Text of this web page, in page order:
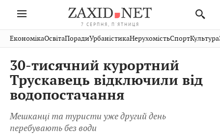
7 СЕРПНЯ, П'ЯТНИЦЯ
Івано-
Франківськ
Волинь
Закарпаття
Рівне
Шептицький
Стрий
Хмельницький
Вінниця
Публікації
Авто СловкоКультура
Кіно Дім СпортКраєзнавство
ФотоОсвітаНерухомість
Домашні
ЕкономікаОсвітаПорадиУрбаністикаНерухомістьСпортКультура
30-тисячний курортний
Трускавець відключили від
водопостачання
Мешканці та туристи уже другий день
перебувають без води